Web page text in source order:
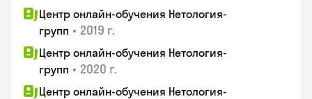
Центр онлайн-обучения Нетология-
групп • 2019 г.
Центр онлайн-обучения Нетология-
групп • 2020 г.
Центр онлайн-обучения Нетология-